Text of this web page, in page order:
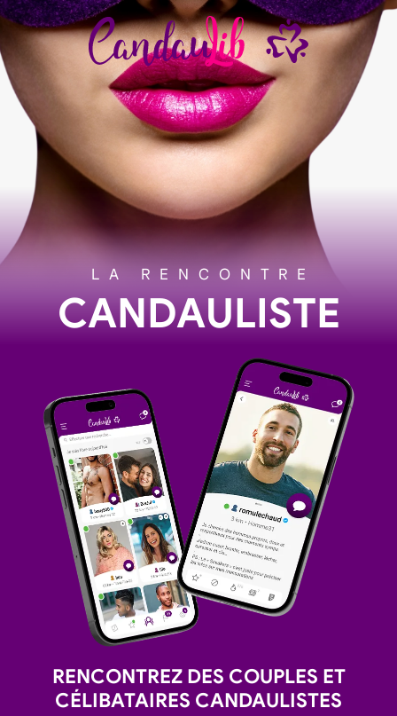
LA RENCONTRE
CANDAULISTE
RENCONTREZ DES COUPLES ET
CÉLIBATAIRES CANDAULISTES